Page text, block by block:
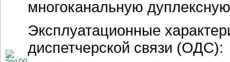
многоканальную
Эксплуатационные
диспетчерской связи (ОДС):